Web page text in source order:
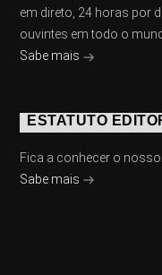
em direto, 24 horas por
ouvintes em todo o
Sabe mais
ESTATUTO
Fica a conhecer o
Sabe mais